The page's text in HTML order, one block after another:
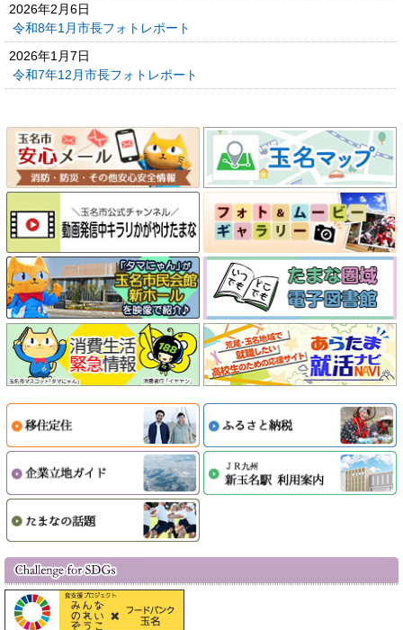
2026年2月6日
令和8年1月市長フォトレポート
2026年1月7日
令和7年12月市長フォトレポート